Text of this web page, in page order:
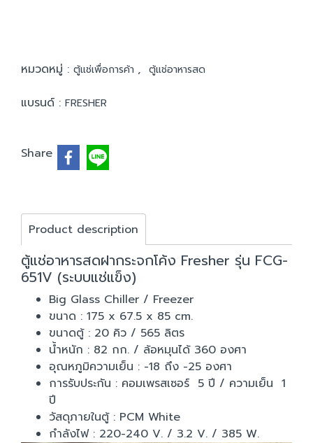
หมวดหมู่ : ตู้แช่เพื่อการค้า , ตู้แช่อาหารสด
แบรนด์ : FRESHER
Share
Product description
ตู้แช่อาหารสดฝากระจกโค้ง Fresher รุ่น FCG-
651V (ระบบแช่แข็ง)
Big Glass Chiller / Freezer
ขนาด : 175 x 67.5 x 85 cm.
ขนาดตู้ : 20 คิว / 565 ลิตร
น้ำหนัก : 82 กก. / ล้อหมุนได้ 360 องศา
อุณหภูมิความเย็น : -18 ถึง -25 องศา
การรับประกัน : คอมเพรสเซอร์ 5 ปี / ความเย็น 1
ปี
วัสดุภายในตู้ : PCM White
กำลังไฟ : 220-240 V. / 3.2 V. / 385 W.